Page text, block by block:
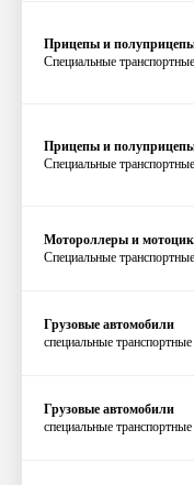
Прицепы и
Специальные
Прицепы и
Специальные
Мотороллеры и
Специальные
Грузовые автомобили
специальные
Грузовые автомобили
специальные